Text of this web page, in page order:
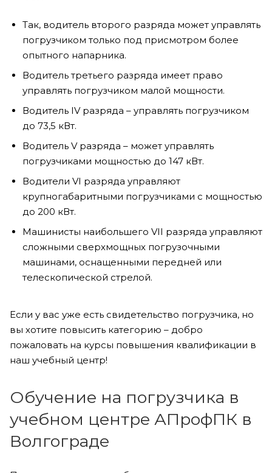
Так, водитель второго разряда может управлять
погрузчиком только под присмотром более
опытного напарника.
Водитель третьего разряда имеет право
управлять погрузчиком малой мощности.
Водитель IV разряда – управлять погрузчиком
до 73,5 кВт.
Водитель V разряда – может управлять
погрузчиками мощностью до 147 кВт.
Водители VI разряда управляют
крупногабаритными погрузчиками с мощностью
до 200 кВт.
Машинисты наибольшего VII разряда управляют
сложными сверхмощных погрузочными
машинами, оснащенными передней или
телескопической стрелой.
Если у вас уже есть свидетельство погрузчика, но
вы хотите повысить категорию – добро
пожаловать на курсы повышения квалификации в
наш учебный центр!
Обучение на погрузчика в
учебном центре АПрофПК в
Волгограде